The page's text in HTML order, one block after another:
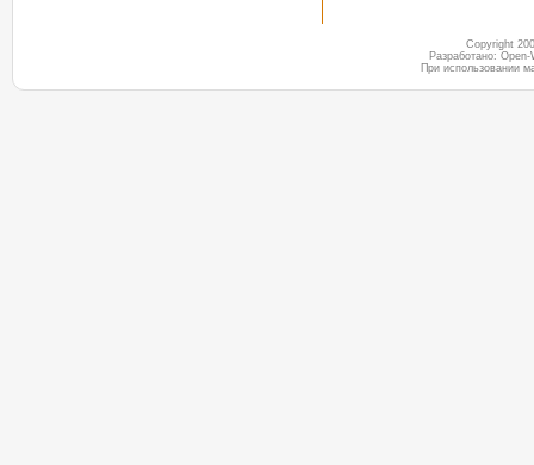
Copyright
Разработано:
При использовании